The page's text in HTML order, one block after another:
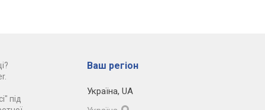
під
Ваш регіон
Україна, UA